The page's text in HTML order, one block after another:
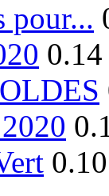
pour...